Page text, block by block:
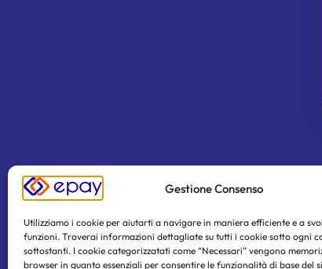
Gestione Consenso
Utilizziamo i cookie per aiutarti a navigare in maniera efficiente e a
funzioni. Troverai informazioni dettagliate su tutti i cookie sotto ogni
sottostanti. I cookie categorizzatati come “Necessari” vengono
browser in quanto essenziali per consentire le funzionalità di base del